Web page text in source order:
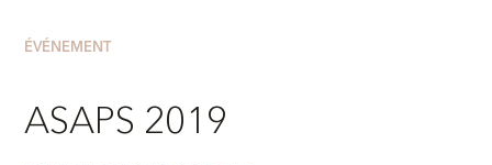
ÉVÉNEMENT
ASAPS 2019